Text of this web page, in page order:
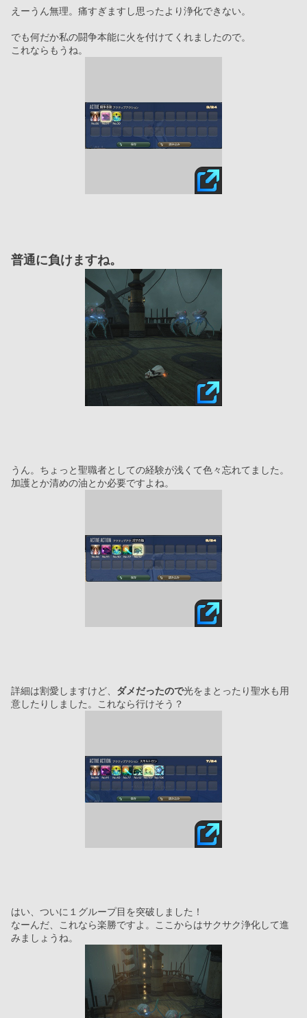
えーうん無理。痛すぎますし思ったより浄化できない。
でも何だか私の闘争本能に火を付けてくれましたので。
これならもうね。
普通に負けますね。
うん。ちょっと聖職者としての経験が浅くて色々忘れてました。
加護とか清めの油とか必要ですよね。
詳細は割愛しますけど、 ダメだったので光をまとったり聖水も用
意したりしました。これなら行けそう？
はい、ついに１グループ目を突破しました！
なーんだ、これなら楽勝ですよ。ここからはサクサク浄化して進
みましょうね。